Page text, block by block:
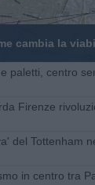
cambia la
paletti, centro
Firenze
del Tottenham
in centro tra